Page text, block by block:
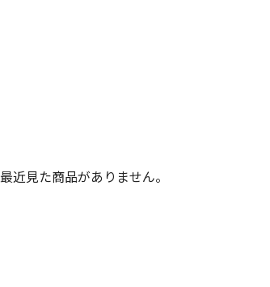
最近見た商品がありません。